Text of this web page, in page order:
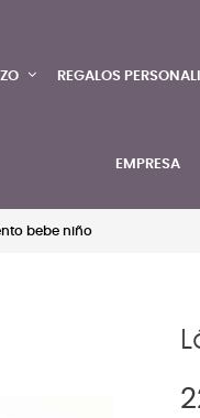
REGALOS
EMPRESA
bebe niño